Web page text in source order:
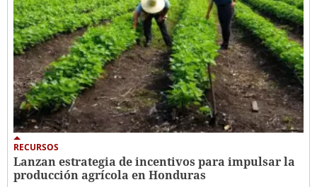
RECURSOS
Lanzan estrategia de incentivos para impulsar la
producción agrícola en Honduras